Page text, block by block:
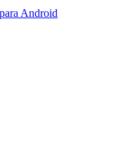
Android